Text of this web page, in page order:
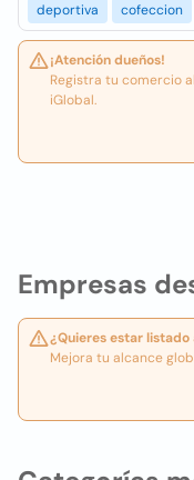
Empresas
¿Quieres estar listado
Mejora tu alcance
deportiva
cofeccion
¡Atención dueños!
Registra tu comercio
iGlobal.